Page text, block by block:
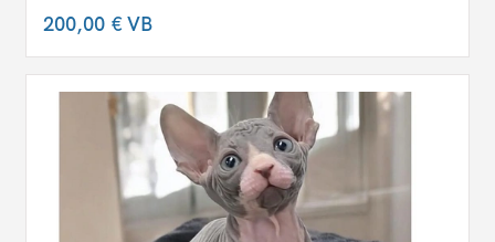
200,00 €VB